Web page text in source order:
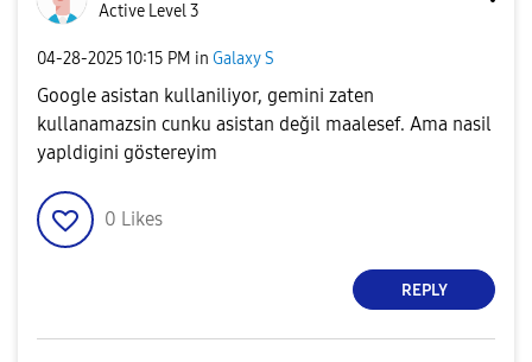
Active Level 3
‎04-28-202510:15 PM in Galaxy S
Google asistan kullaniliyor, gemini zaten
kullanamazsin cunku asistan değil maalesef. Ama nasil
yapldigini göstereyim
0 Likes
REPLY